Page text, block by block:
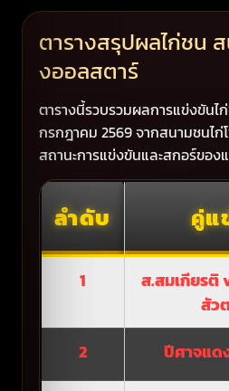
ตารางสรุปผลไก่ชน
งออลสตาร์
ตารางนี้รวบรวมผลการแข่งขันไ
กรกฎาคม 2569 จากสนามชนไ
สถานะการแข่งขันและสกอร์ของ
ลำดับ คู่แ
1
ส.สมเกียรติ
สัว
2 ปีศาจแด